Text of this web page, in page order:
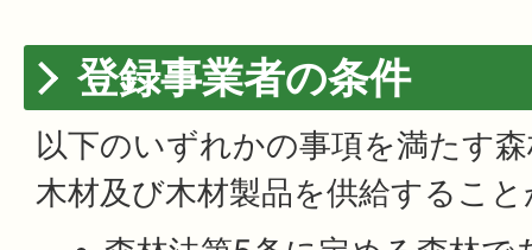
登録事業者の条件
以下のいずれかの事項を満たす
木材及び木材製品を供給するこ